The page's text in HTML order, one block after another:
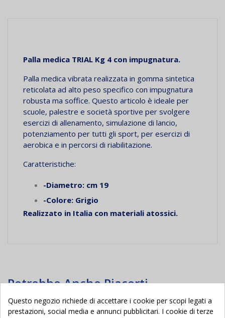
Palla medica TRIAL Kg 4 con impugnatura.
Palla medica vibrata realizzata in gomma sintetica
reticolata ad alto peso specifico con impugnatura
robusta ma soffice. Questo articolo è ideale per
scuole, palestre e società sportive per svolgere
esercizi di allenamento, simulazione di lancio,
potenziamento per tutti gli sport, per esercizi di
aerobica e in percorsi di riabilitazione.
Caratteristiche:
-Diametro: cm 19
-Colore: Grigio
Realizzato in Italia con materiali atossici.
Potrebbe Anche Piacerti
Nuovo Nuovo
Questo negozio richiede di accettare i cookie per scopi legati a
prestazioni, social media e annunci pubblicitari. I cookie di terze